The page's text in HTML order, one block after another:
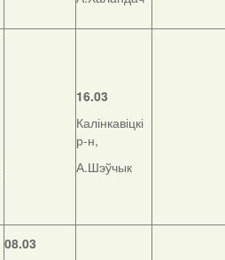
16.03
Калінкавіцкі
р-н,
А.Шэўчык
08.03